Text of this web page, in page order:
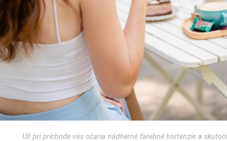
Už pri príchode vás očaria nádherné farebné hortenzie a